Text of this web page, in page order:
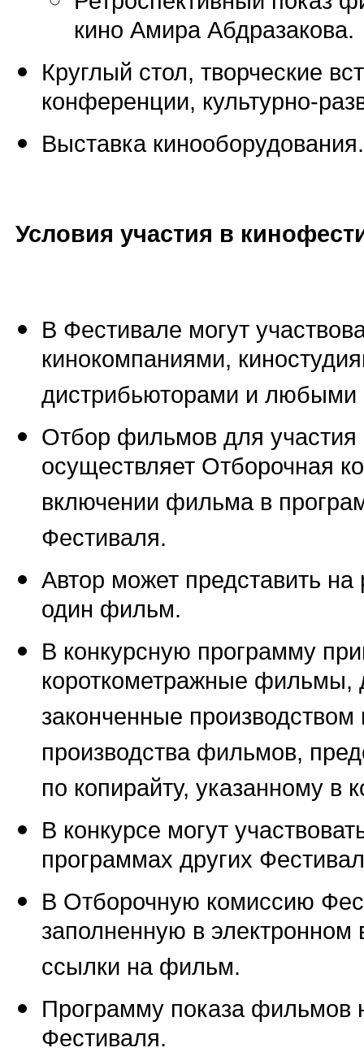
кино Амира Абдразакова.
Круглый стол, творческие
конференции, культурно-
Выставка кинооборудования.
Условия участия в
В Фестивале могут
кинокомпаниями,
дистрибьюторами и любыми
Отбор фильмов для
осуществляет Отборочная
включении фильма в
Фестиваля.
Автор может представить
один фильм.
В конкурсную программу
короткометражные
законченные
производства фильмов,
по копирайту, указанному в
В конкурсе могут
программах других
В Отборочную комиссию
заполненную в электронном
ссылки на фильм.
Программу показа фильмов
Фестиваля.